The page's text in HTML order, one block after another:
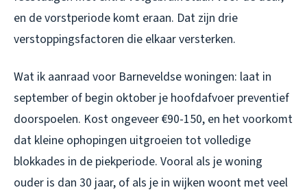
en de vorstperiode komt eraan. Dat zijn drie
verstoppingsfactoren die elkaar versterken.
Wat ik aanraad voor Barneveldse woningen: laat in
september of begin oktober je hoofdafvoer preventief
doorspoelen. Kost ongeveer €90-150, en het voorkomt
dat kleine ophopingen uitgroeien tot volledige
blokkades in de piekperiode. Vooral als je woning
ouder is dan 30 jaar, of als je in wijken woont met veel